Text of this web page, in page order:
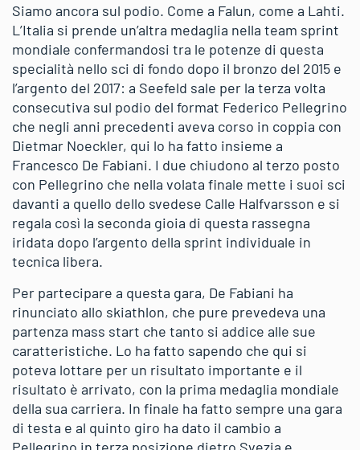
Siamo ancora sul podio. Come a Falun, come a Lahti.
L’Italia si prende un’altra medaglia nella team sprint
mondiale confermandosi tra le potenze di questa
specialità nello sci di fondo dopo il bronzo del 2015 e
l’argento del 2017: a Seefeld sale per la terza volta
consecutiva sul podio del format Federico Pellegrino
che negli anni precedenti aveva corso in coppia con
Dietmar Noeckler, qui lo ha fatto insieme a
Francesco De Fabiani. I due chiudono al terzo posto
con Pellegrino che nella volata finale mette i suoi sci
davanti a quello dello svedese Calle Halfvarsson e si
regala così la seconda gioia di questa rassegna
iridata dopo l’argento della sprint individuale in
tecnica libera.
Per partecipare a questa gara, De Fabiani ha
rinunciato allo skiathlon, che pure prevedeva una
partenza mass start che tanto si addice alle sue
caratteristiche. Lo ha fatto sapendo che qui si
poteva lottare per un risultato importante e il
risultato è arrivato, con la prima medaglia mondiale
della sua carriera. In finale ha fatto sempre una gara
di testa e al quinto giro ha dato il cambio a